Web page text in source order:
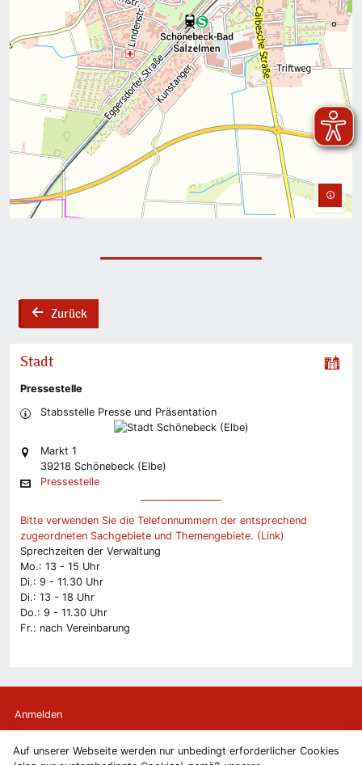
Auf unserer Webseite werden nur unbedingt erforderlicher Cookies
backZurück
Stadt
Pressestelle
Stabsstelle Presse und Präsentation
Markt 1
39218 Schönebeck (Elbe)
Pressestelle
Bitte verwenden Sie die Telefonnummern der entsprechend
zugeordneten Sachgebiete und Themengebiete. (Link)
Sprechzeiten der Verwaltung
Mo.: 13 - 15 Uhr
Di.: 9 - 11.30 Uhr
Di.: 13 - 18 Uhr
Do.: 9 - 11.30 Uhr
Fr.: nach Vereinbarung
Anmelden
Kontakt